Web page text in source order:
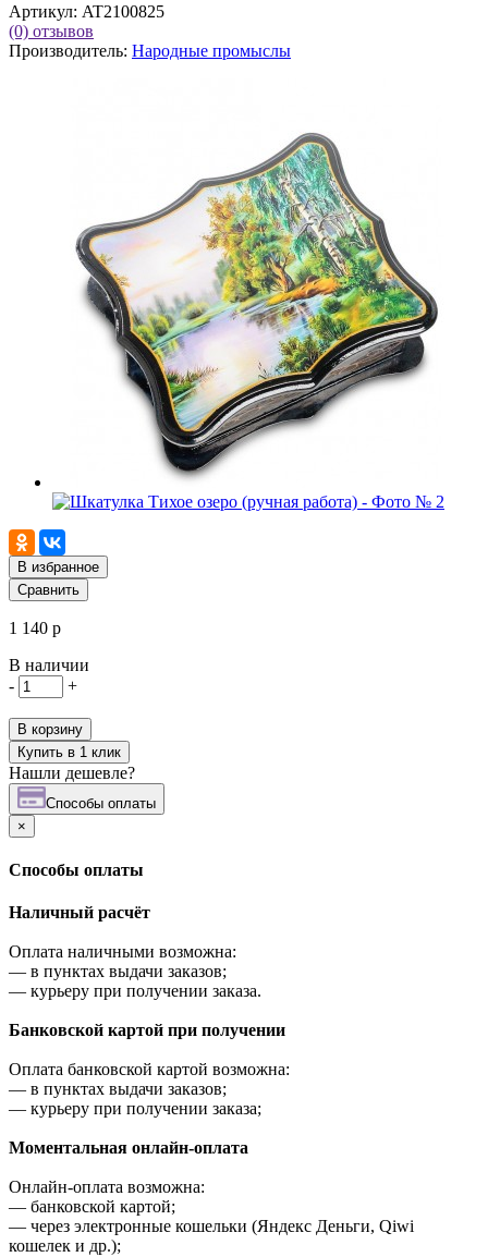
Артикул: AT2100825
(0) отзывов
Производитель: Народные промыслы
В избранное
Сравнить
1 140 р
В наличии
-
+
В корзину
Купить в 1 клик
Нашли дешевле?
Cпособы оплаты
×
Cпособы оплаты
Наличный расчёт
Оплата наличными возможна:
— в пунктах выдачи заказов;
— курьеру при получении заказа.
Банковской картой при получении
Оплата банковской картой возможна:
— в пунктах выдачи заказов;
— курьеру при получении заказа;
Моментальная онлайн-оплата
Онлайн-оплата возможна:
— банковской картой;
— через электронные кошельки (Яндекс Деньги, Qiwi
кошелек и др.);